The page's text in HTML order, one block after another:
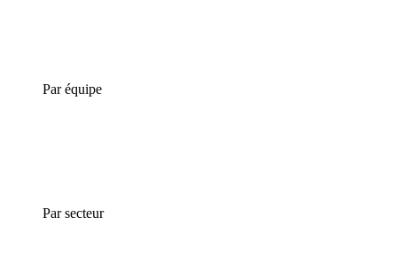
Par équipe
Par secteur